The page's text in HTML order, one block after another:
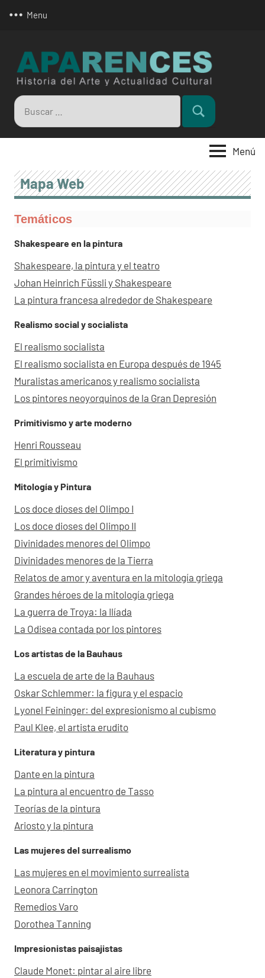
Menu
Buscar:
Buscar
Menú
Mapa Web
Temáticos
Shakespeare en la pintura
Shakespeare, la pintura y el teatro
Johan Heinrich Füssli y Shakespeare
La pintura francesa alrededor de Shakespeare
Realismo social y socialista
El realismo socialista
El realismo socialista en Europa después de 1945
Muralistas americanos y realismo socialista
Los pintores neoyorquinos de la Gran Depresión
Primitivismo y arte moderno
Henri Rousseau
El primitivismo
Mitología y Pintura
Los doce dioses del Olimpo I
Los doce dioses del Olimpo II
Divinidades menores del Olimpo
Divinidades menores de la Tierra
Relatos de amor y aventura en la mitología griega
Grandes héroes de la mitología griega
La guerra de Troya: la Ilíada
La Odisea contada por los pintores
Los artistas de la Bauhaus
La escuela de arte de la Bauhaus
Oskar Schlemmer: la figura y el espacio
Lyonel Feininger: del expresionismo al cubismo
Paul Klee, el artista erudito
Literatura y pintura
Dante en la pintura
La pintura al encuentro de Tasso
Teorías de la pintura
Ariosto y la pintura
Las mujeres del surrealismo
Las mujeres en el movimiento surrealista
Leonora Carrington
Remedios Varo
Dorothea Tanning
Impresionistas paisajistas
Claude Monet: pintar al aire libre